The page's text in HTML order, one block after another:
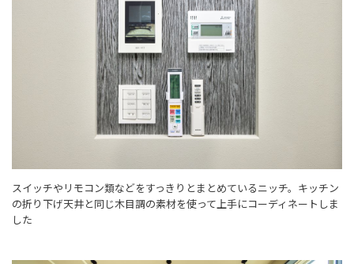
スイッチやリモコン類などをすっきりとまとめているニッチ。キッチン
の折り下げ天井と同じ木目調の素材を使って上手にコーディネートしま
した